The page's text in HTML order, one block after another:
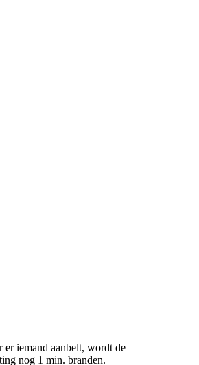
er iemand aanbelt, wordt de
nog 1 min. branden.